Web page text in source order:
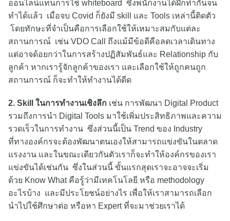
ออนไลน์แทนการใช้ whiteboard ซึ่งพนักงานได้ฝึกทำกันจน
ทำได้แล้ว เมื่อจบ Covid ก็ยังมี skill และ Tools เหล่านี้ติดตัว
โดยทักษะที่จำเป็นคือการเลือกใช้ให้เหมาะสมกับแต่ละ
สถานการณ์ เช่น VDO Call ถึงแม้มีข้อดีคือลดเวลาเดินทาง
แต่อาจด้อยกว่าในการสร้างปฏิสัมพันธ์และ Relationship กับ
ลูกค้า หากเรารู้จักลูกค้าของเรา และเลือกใช้ให้ถูกคนถูก
สถานการณ์ ก็จะทำให้ทำงานได้ดีด
2. Skill ในการทำงานเชิงลึก เช่น การพัฒนา Digital Product
รวมถึงการนำ Digital Tools มาใช้เพิ่มประสิทธิภาพและความ
รวดเร็วในการทำงาน ซึ่งส่วนนี้เป็น Trend ของ Industry
ที่ทางองค์กรจะต้องพัฒนาตนเองให้สามารถแข่งขันในตลาด
แรงงาน และในขณะเดียวกันตัวเราก็จะทำให้องค์กรของเรา
แข่งขันได้เช่นกัน ซึ่งในส่วนนี้ ขั้นแรกสุดเราจะอาจจะเริ่ม
ด้วย Know What คือรู้ว่ามีเทคโนโลยี หรือ methodology
อะไรบ้าง และมีประโยชน์อย่างไร เพื่อให้เราสามารถเลือก
นำไปใช้ศึกษาต่อ หรือหา Expert ที่จะมาช่วยเราได้